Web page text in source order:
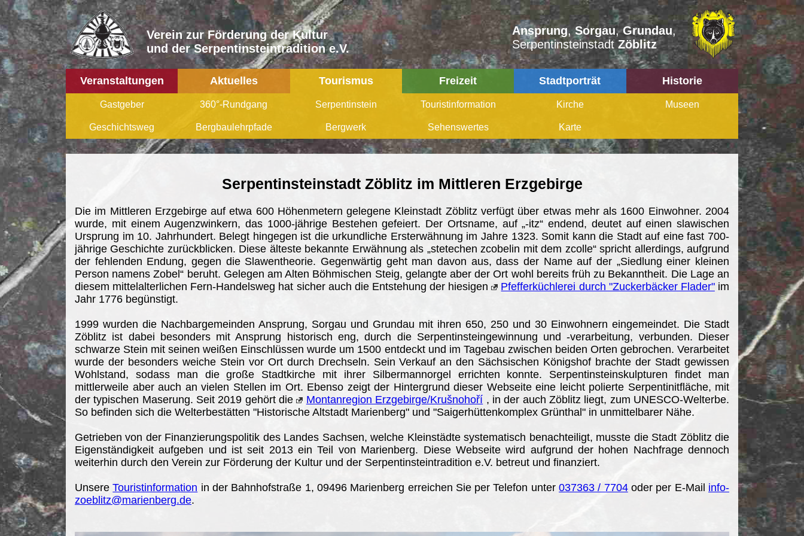
Verein zur Förderung der Kultur
und der Serpentinsteintradition e.V.
Ansprung,Sorgau,Grundau,
Serpentinsteinstadt Zöblitz
Veranstaltungen Aktuelles Tourismus Freizeit Stadtporträt Historie
Gastgeber 360°-Rundgang Serpentinstein Touristinformation Kirche Museen
Geschichtsweg Bergbaulehrpfade Bergwerk Sehenswertes Karte
Serpentinsteinstadt Zöblitz im Mittleren Erzgebirge
Die im Mittleren Erzgebirge auf etwa 600 Höhenmetern gelegene Kleinstadt Zöblitz verfügt über etwas mehr als 1600 Einwohner. 2004
wurde, mit einem Augenzwinkern, das 1000-jährige Bestehen gefeiert. Der Ortsname, auf „-itz“ endend, deutet auf einen slawischen
Ursprung im 10. Jahrhundert. Belegt hingegen ist die urkundliche Ersterwähnung im Jahre 1323. Somit kann die Stadt auf eine fast 700-
jährige Geschichte zurückblicken. Diese älteste bekannte Erwähnung als „stetechen zcobelin mit dem zcolle“ spricht allerdings, aufgrund
der fehlenden Endung, gegen die Slawentheorie. Gegenwärtig geht man davon aus, dass der Name auf der „Siedlung einer kleinen
Person namens Zobel“ beruht. Gelegen am Alten Böhmischen Steig, gelangte aber der Ort wohl bereits früh zu Bekanntheit. Die Lage an
diesem mittelalterlichen Fern-Handelsweg hat sicher auch die Entstehung der hiesigen
Pfefferküchlerei durch "Zuckerbäcker Flader"im
Jahr 1776 begünstigt.
1999 wurden die Nachbargemeinden Ansprung, Sorgau und Grundau mit ihren 650, 250 und 30 Einwohnern eingemeindet. Die Stadt
Zöblitz ist dabei besonders mit Ansprung historisch eng, durch die Serpentinsteingewinnung und -verarbeitung, verbunden. Dieser
schwarze Stein mit seinen weißen Einschlüssen wurde um 1500 entdeckt und im Tagebau zwischen beiden Orten gebrochen. Verarbeitet
wurde der besonders weiche Stein vor Ort durch Drechseln. Sein Verkauf an den Sächsischen Königshof brachte der Stadt gewissen
Wohlstand, sodass man die große Stadtkirche mit ihrer Silbermannorgel errichten konnte. Serpentinsteinskulpturen findet man
mittlerweile aber auch an vielen Stellen im Ort. Ebenso zeigt der Hintergrund dieser Webseite eine leicht polierte Serpentinitfläche, mit
der typischen Maserung. Seit 2019 gehört die
Montanregion Erzgebirge/Krušnohoří , in der auch Zöblitz liegt, zum UNESCO-Welterbe.
So befinden sich die Welterbestätten "Historische Altstadt Marienberg" und "Saigerhüttenkomplex Grünthal" in unmittelbarer Nähe.
Getrieben von der Finanzierungspolitik des Landes Sachsen, welche Kleinstädte systematisch benachteiligt, musste die Stadt Zöblitz die
Eigenständigkeit aufgeben und ist seit 2013 ein Teil von Marienberg. Diese Webseite wird aufgrund der hohen Nachfrage dennoch
weiterhin durch den Verein zur Förderung der Kultur und der Serpentinsteintradition e.V. betreut und finanziert.
UnsereTouristinformation in der Bahnhofstraße 1, 09496 Marienberg erreichen Sie per Telefon unter037363 / 7704oder per E-Mail info-
zoeblitz@marienberg.de.